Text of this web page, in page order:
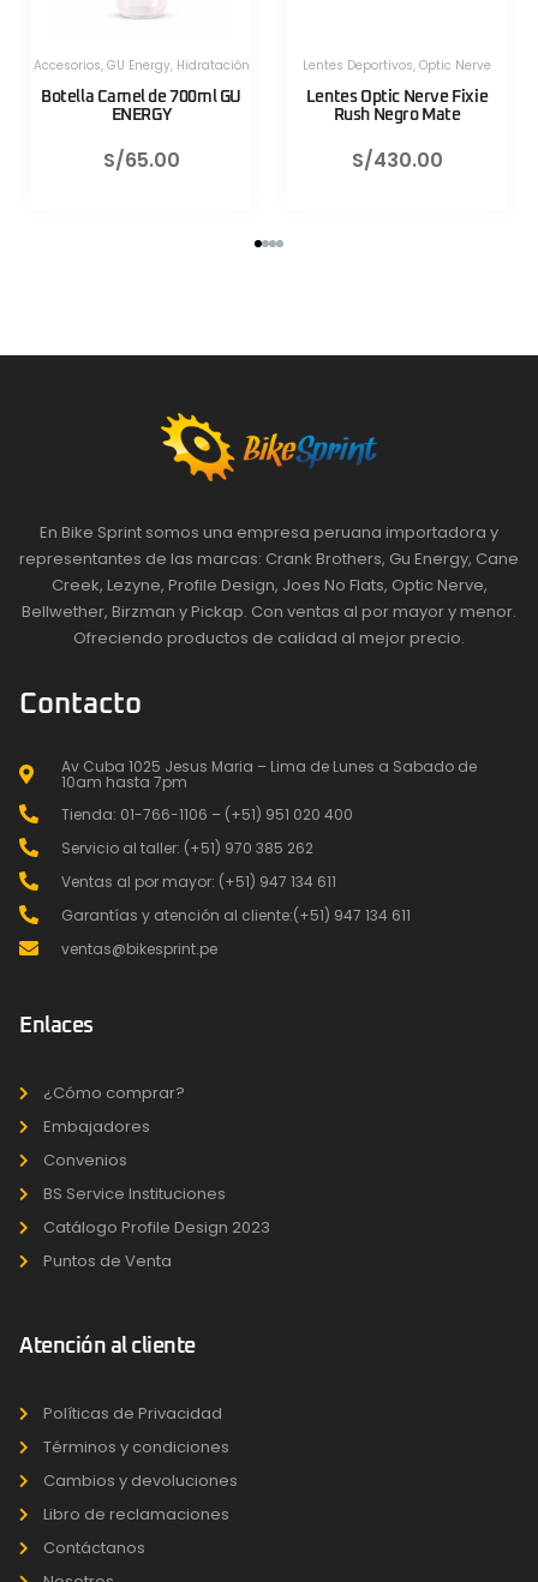
Herramientas,
Herramientas Portatiles
Válvula CNC TLR Valve pro
S/130.00
Herramientas,
Herramientas Portatiles
Válvula CNC TLR Valve pro
80mm Rojo Lezyne
S/130.00
En Bike Sprint somos una empresa peruana importadora y
representantes de las marcas: Crank Brothers, Gu Energy, Cane
Creek, Lezyne, Profile Design, Joes No Flats, Optic Nerve,
Bellwether, Birzman y Pickap. Con ventas al por mayor y menor.
Ofreciendo productos de calidad al mejor precio.
Contacto
Av Cuba 1025 Jesus Maria – Lima de Lunes a Sabado de
10am hasta 7pm
Tienda: 01-766-1106 – (+51) 951 020 400
Servicio al taller: (+51) 970 385 262
Ventas al por mayor: (+51) 947 134 611
Garantías y atención al cliente:(+51) 947 134 611
ventas@bikesprint.pe
Enlaces
¿Cómo comprar?
Embajadores
Convenios
BS Service Instituciones
Catálogo Profile Design 2023
Puntos de Venta
Atención al cliente
Políticas de Privacidad
Términos y condiciones
Cambios y devoluciones
Libro de reclamaciones
Contáctanos